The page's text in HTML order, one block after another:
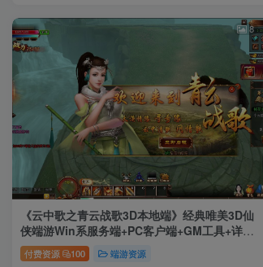
8
《云中歌之青云战歌3D本地端》经典唯美3D仙
侠端游Win系服务端+PC客户端+GM工具+详细
搭建教程
付费资源 100 端游资源